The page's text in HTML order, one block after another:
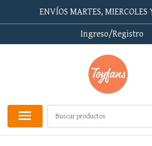
ENVÍOS MARTES, MIERCOLES
Ingreso/Registro